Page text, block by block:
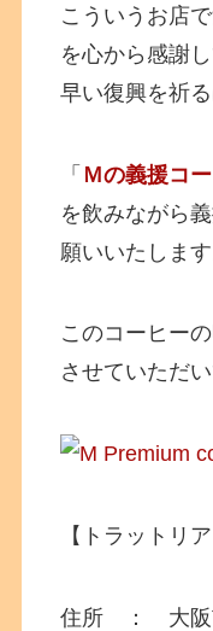
こういうお店
を心から感謝
早い復興を祈る
「 Ｍの義援コ
を飲みながら
願いいたします
このコーヒー
させていただ
【トラットリ
住所 ： 大阪